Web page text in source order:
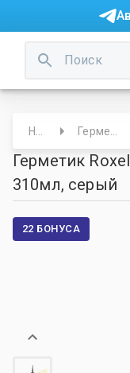
Герметик
310мл, серый
22 БОНУСА